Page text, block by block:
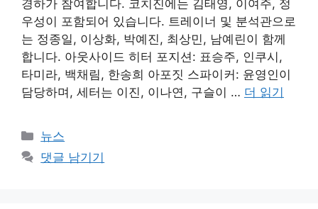
경하가 참여합니다. 코치진에는 김태영, 이여주, 정
우성이 포함되어 있습니다. 트레이너 및 분석관으로
는 정종일, 이상화, 박예진, 최상민, 남예린이 함께
합니다. 아웃사이드 히터 포지션: 표승주, 인쿠시,
타미라, 백채림, 한송희 아포짓 스파이커: 윤영인이
담당하며, 세터는 이진, 이나연, 구슬이 … 더 읽기
카
테
뉴스
댓글 남기기